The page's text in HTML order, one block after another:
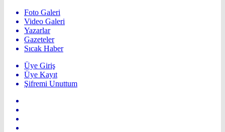
Foto Galeri
Video Galeri
Yazarlar
Gazeteler
Sıcak Haber
Üye Giriş
Üye Kayıt
Şifremi Unuttum